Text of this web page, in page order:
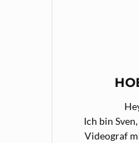
Ich bin
Videograf